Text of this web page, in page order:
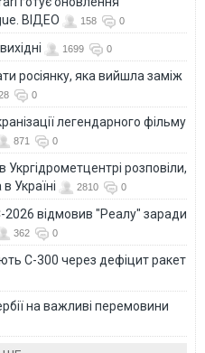
ВІДЕО
158 0
1699 0
росіянку, яка вийшла заміж
0
легендарного фільму
871 0
розповіли,
Україні
2810 0
відмовив "Реалу" заради
362 0
С-300 через дефіцит ракет
на важливі перемовини